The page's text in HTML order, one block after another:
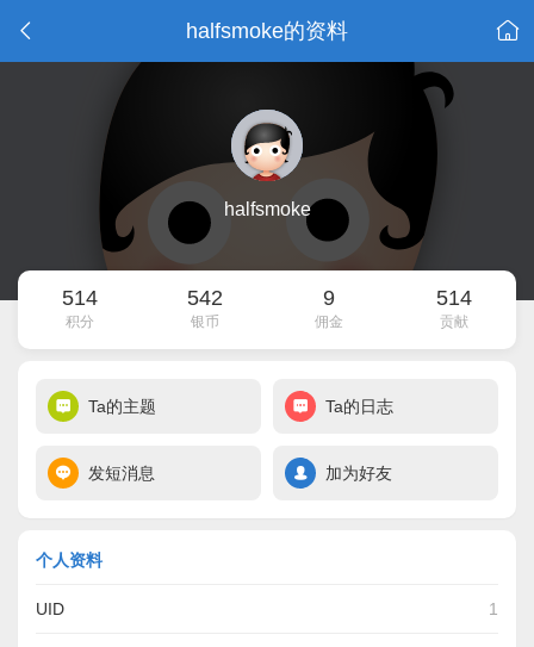
halfsmoke的资料
halfsmoke
514
积分
542
银币
9
佣金
514
贡献
Ta的主题 Ta的日志
发短消息 加为好友
个人资料
UID 1